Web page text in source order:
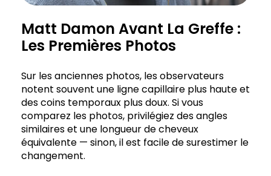
Matt Damon Avant La Greffe :
Les Premières Photos
Sur les anciennes photos, les observateurs
notent souvent une ligne capillaire plus haute et
des coins temporaux plus doux. Si vous
comparez les photos, privilégiez des angles
similaires et une longueur de cheveux
équivalente — sinon, il est facile de surestimer le
changement.